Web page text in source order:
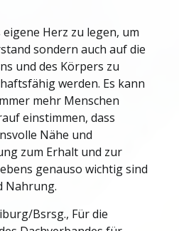
eigene Herz zu legen, um
sondern auch auf die
und des Körpers zu
werden. Es kann
mehr Menschen
einstimmen, dass
Nähe und
zum Erhalt und zur
genauso wichtig sind
Nahrung.
Bsrsg., Für die